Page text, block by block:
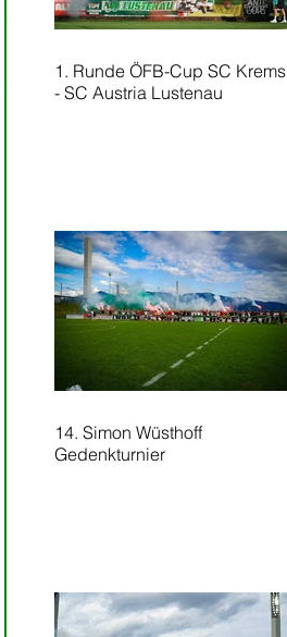
1. Runde ÖFB-Cup SC Krems
- SC Austria Lustenau
14. Simon Wüsthoff
Gedenkturnier